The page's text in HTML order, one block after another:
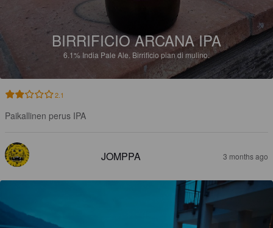
BIRRIFICIO ARCANA IPA
6.1% India Pale Ale. Birrificio pian di mulino.
2.1
Paikallinen perus IPA
JOMPPA 3 months ago